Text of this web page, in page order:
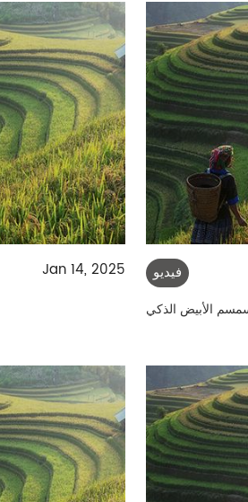
Jan 14, 2025 فيديو
الأبيض الذكي